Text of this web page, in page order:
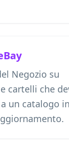
Negozio su
cartelli che
un catalogo